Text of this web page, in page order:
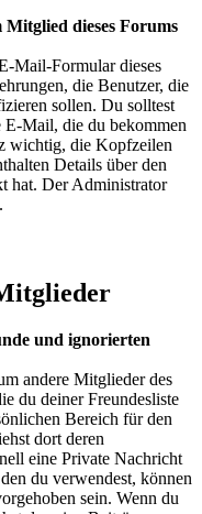
dieses Forums
Mail-Formular dieses
die Benutzer, die
sollen. Du solltest
Mail, die du bekommen
wichtig, die Kopfzeilen
Details über den
hat. Der Administrator
und ignorierten
andere Mitglieder des
du deiner Freundesliste
Bereich für den
dort deren
eine Private Nachricht
du verwendest, können
sein. Wenn du